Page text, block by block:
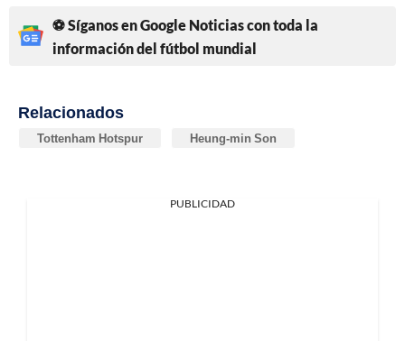
⚽ Síganos en Google Noticias con toda la
información del fútbol mundial
Relacionados
Tottenham Hotspur Heung-min Son
PUBLICIDAD